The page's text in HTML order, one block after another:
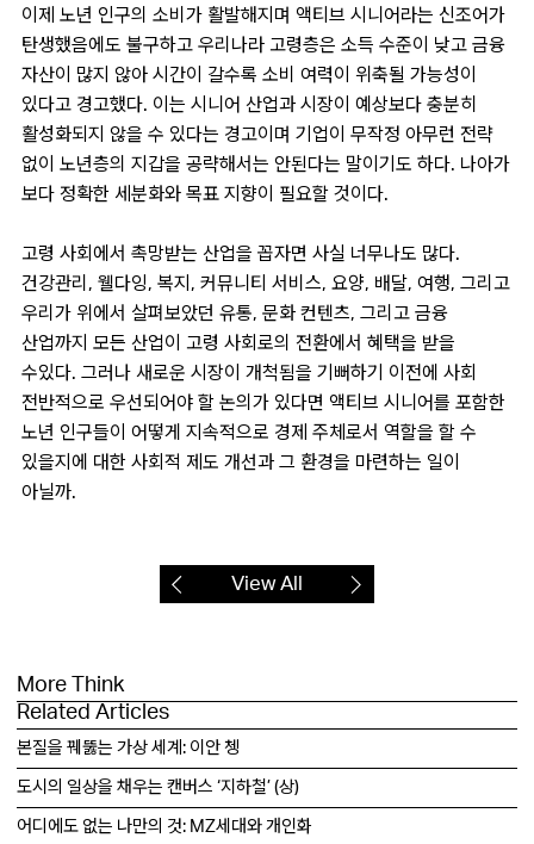
이제 노년 인구의 소비가 활발해지며 액티브 시니어라는 신조어가
탄생했음에도 불구하고 우리나라 고령층은 소득 수준이 낮고 금융
자산이 많지 않아 시간이 갈수록 소비 여력이 위축될 가능성이
있다고 경고했다. 이는 시니어 산업과 시장이 예상보다 충분히
활성화되지 않을 수 있다는 경고이며 기업이 무작정 아무런 전략
없이 노년층의 지갑을 공략해서는 안된다는 말이기도 하다. 나아가
보다 정확한 세분화와 목표 지향이 필요할 것이다.
고령 사회에서 촉망받는 산업을 꼽자면 사실 너무나도 많다.
건강관리, 웰다잉, 복지, 커뮤니티 서비스, 요양, 배달, 여행, 그리고
우리가 위에서 살펴보았던 유통, 문화 컨텐츠, 그리고 금융
산업까지 모든 산업이 고령 사회로의 전환에서 혜택을 받을
수있다. 그러나 새로운 시장이 개척됨을 기뻐하기 이전에 사회
전반적으로 우선되어야 할 논의가 있다면 액티브 시니어를 포함한
노년 인구들이 어떻게 지속적으로 경제 주체로서 역할을 할 수
있을지에 대한 사회적 제도 개선과 그 환경을 마련하는 일이
아닐까.
View All
More Think
Related Articles
본질을 꿰뚫는 가상 세계: 이안 쳉
도시의 일상을 채우는 캔버스 ‘지하철’ (상)
어디에도 없는 나만의 것: MZ세대와 개인화